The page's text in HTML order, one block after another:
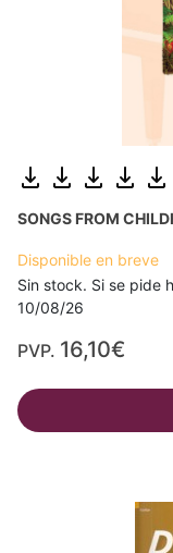
SONGS FROM
Disponible en breve
Sin stock. Si se pide
10/08/26
PVP. 16,10€